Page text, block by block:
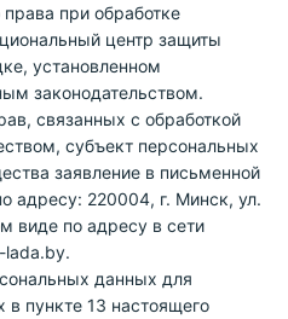
при обработке
центр защиты
установленном
законодательством.
связанных с обработкой
субъект персональных
заявление в письменной
адресу: 220004, г. Минск, ул.
виде по адресу в сети
lada.by.
данных для
в пункте 13 настоящего